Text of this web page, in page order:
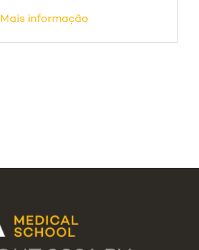
Mais informação